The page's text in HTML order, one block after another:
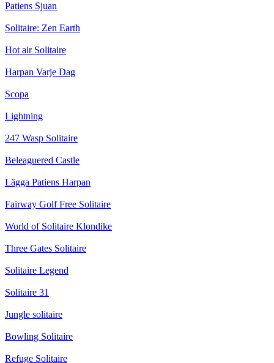
Patiens Sjuan
Solitaire: Zen Earth
Hot air Solitaire
Harpan Varje Dag
Scopa
Lightning
247 Wasp Solitaire
Beleaguered Castle
Lägga Patiens Harpan
Fairway Golf Free Solitaire
World of Solitaire Klondike
Three Gates Solitaire
Solitaire Legend
Solitaire 31
Jungle solitaire
Bowling Solitaire
Refuge Solitaire